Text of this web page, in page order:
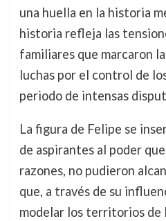
una huella en la historia
historia refleja las
familiares que marcaron
luchas por el control de
periodo de intensas
La figura de Felipe se
de aspirantes al poder
razones, no pudieron
que, a través de su
modelar los territorios de